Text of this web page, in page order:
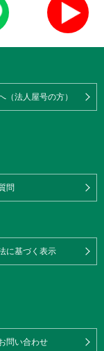
（法人屋号の方）
問
に基づく表示
問い合わせ